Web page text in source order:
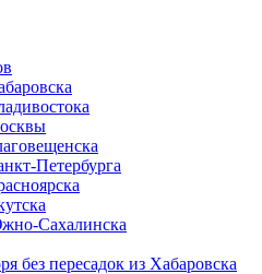
Петербурга
Сахалинска
без пересадок из Хабаровска